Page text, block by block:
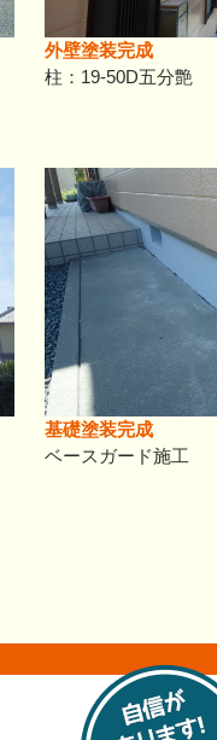
外壁塗装完成
柱：19-50D五分艶
基礎塗装完成
ベースガード施工